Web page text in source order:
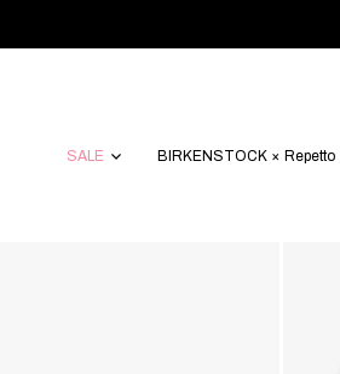
SALE BIRKENSTOCK × Repetto